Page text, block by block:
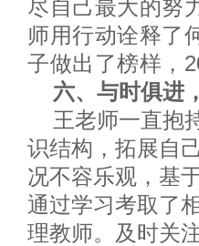
尽自己最大的努
师用行动诠释了
子做出了榜样， 2
六、与时俱进
王老师一直抱
识结构，拓展自
况不容乐观，基
通过学习考取了
理教师。 及时关